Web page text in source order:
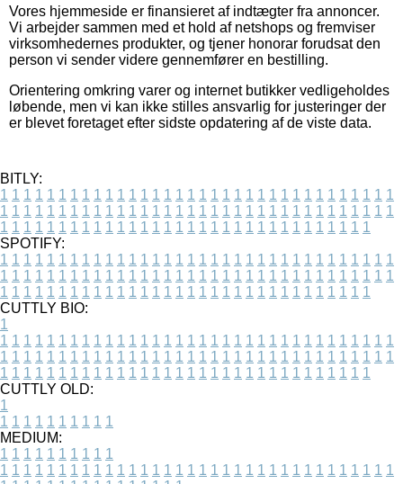
Vores hjemmeside er finansieret af indtægter fra annoncer.
Vi arbejder sammen med et hold af netshops og fremviser
virksomhedernes produkter, og tjener honorar forudsat den
person vi sender videre gennemfører en bestilling.
Orientering omkring varer og internet butikker vedligeholdes
løbende, men vi kan ikke stilles ansvarlig for justeringer der
er blevet foretaget efter sidste opdatering af de viste data.
BITLY:
1 1 1 1 1 1 1 1 1 1 1 1 1 1 1 1 1 1 1 1 1 1 1 1 1 1 1 1 1 1 1 1 1 1
1 1 1 1 1 1 1 1 1 1 1 1 1 1 1 1 1 1 1 1 1 1 1 1 1 1 1 1 1 1 1 1 1 1
1 1 1 1 1 1 1 1 1 1 1 1 1 1 1 1 1 1 1 1 1 1 1 1 1 1 1 1 1 1 1 1
SPOTIFY:
1 1 1 1 1 1 1 1 1 1 1 1 1 1 1 1 1 1 1 1 1 1 1 1 1 1 1 1 1 1 1 1 1 1
1 1 1 1 1 1 1 1 1 1 1 1 1 1 1 1 1 1 1 1 1 1 1 1 1 1 1 1 1 1 1 1 1 1
1 1 1 1 1 1 1 1 1 1 1 1 1 1 1 1 1 1 1 1 1 1 1 1 1 1 1 1 1 1 1 1
CUTTLY BIO:
1
1 1 1 1 1 1 1 1 1 1 1 1 1 1 1 1 1 1 1 1 1 1 1 1 1 1 1 1 1 1 1 1 1 1
1 1 1 1 1 1 1 1 1 1 1 1 1 1 1 1 1 1 1 1 1 1 1 1 1 1 1 1 1 1 1 1 1 1
1 1 1 1 1 1 1 1 1 1 1 1 1 1 1 1 1 1 1 1 1 1 1 1 1 1 1 1 1 1 1 1
CUTTLY OLD:
1
1 1 1 1 1 1 1 1 1 1
MEDIUM:
1 1 1 1 1 1 1 1 1 1
1 1 1 1 1 1 1 1 1 1 1 1 1 1 1 1 1 1 1 1 1 1 1 1 1 1 1 1 1 1 1 1 1 1